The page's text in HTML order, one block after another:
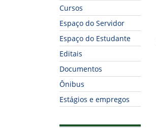
Cursos
Espaço do Servidor
Espaço do Estudante
Editais
Documentos
Ônibus
Estágios e empregos